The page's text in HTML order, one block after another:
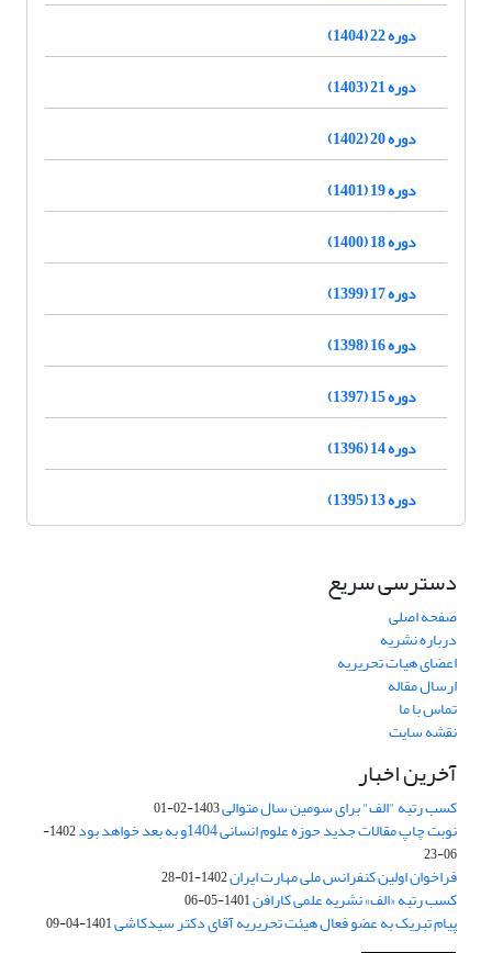
دوره 22 (1404)
دوره 21 (1403)
دوره 20 (1402)
دوره 19 (1401)
دوره 18 (1400)
دوره 17 (1399)
دوره 16 (1398)
دوره 15 (1397)
دوره 14 (1396)
دوره 13 (1395)
دسترسی سریع
صفحه اصلی
درباره نشریه
اعضای هیات تحریریه
ارسال مقاله
تماس با ما
نقشه سایت
آخرین اخبار
کسب رتبه "الف" برای سومین سال متوالی1403-02-01
نوبت چاپ مقالات جدید حوزه علوم انسانی 1404و به بعد خواهد بود
1402-
06-23
فراخوان اولین کنفرانس ملی مهارت ایران1402-01-28
کسب رتبه «الف» نشریه علمی کارافن1401-05-06
پیام تبریک به عضو فعال هیئت تحریریه آقای دکتر سیدکاشی1401-04-09